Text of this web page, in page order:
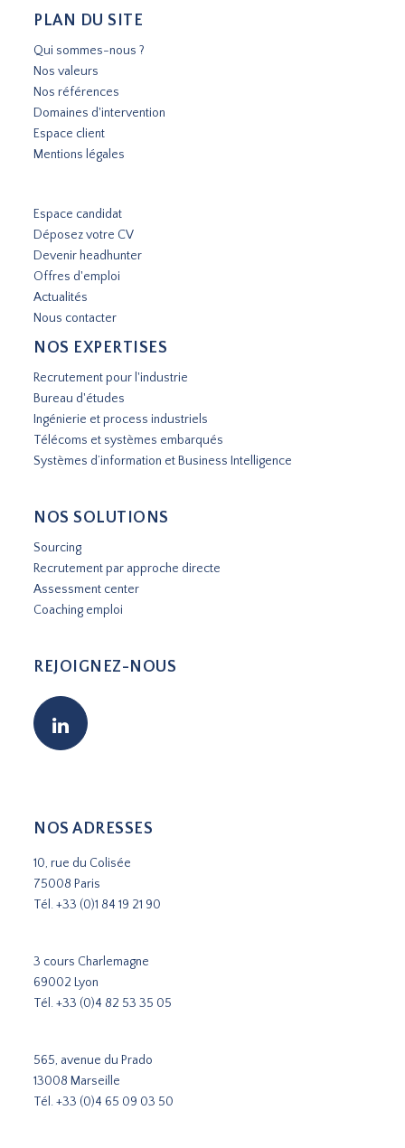
PLAN DU SITE
Qui sommes-nous ?
Nos valeurs
Nos références
Domaines d'intervention
Espace client
Mentions légales
Espace candidat
Déposez votre CV
Devenir headhunter
Offres d'emploi
Actualités
Nous contacter
NOS EXPERTISES
Recrutement pour l'industrie
Bureau d'études
Ingénierie et process industriels
Télécoms et systèmes embarqués
Systèmes d’information et Business Intelligence
NOS SOLUTIONS
Sourcing
Recrutement par approche directe
Assessment center
Coaching emploi
REJOIGNEZ-NOUS
NOS ADRESSES
10, rue du Colisée
75008 Paris
Tél.+33 (0)1 84 19 21 90
3 cours Charlemagne
69002 Lyon
Tél.+33 (0)4 82 53 35 05
565, avenue du Prado
13008 Marseille
Tél.+33 (0)4 65 09 03 50